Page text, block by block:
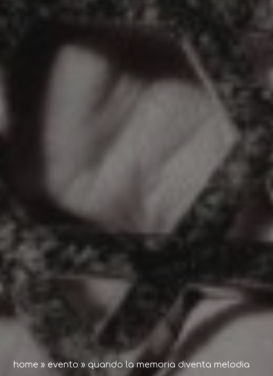
home » evento » quando la memoria diventa melodia